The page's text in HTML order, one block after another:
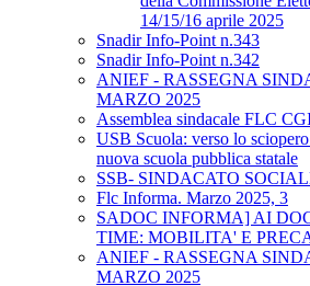
14/15/16 aprile 2025
Snadir Info-Point n.343
Snadir Info-Point n.342
ANIEF - RASSEGNA
MARZO 2025
Assemblea sindacale FLC
USB Scuola: verso lo
nuova scuola pubblica statale
SSB- SINDACATO
Flc Informa. Marzo 2025, 3
SADOC INFORMA] AI
TIME: MOBILITA' E
ANIEF - RASSEGNA
MARZO 2025